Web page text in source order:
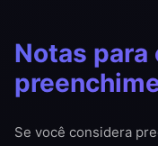
Notas para
Se você considera